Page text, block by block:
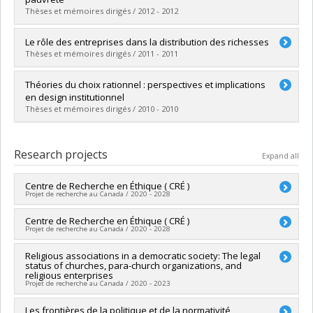
Lien vers le document dans Papyrus
Thèses et mémoires dirigés / 2012 - 2012
Graduate :Gajevic Sayegh, Alexandre
Cycle : Master's
Grade :M.A.
Lien vers le document dans Papyrus
Le rôle des entreprises dans la distribution des richesses
Thèses et mémoires dirigés / 2011 - 2011
Graduate : Ferretti, Thomas
Cycle :Master's
Grade :M.A.
Lien vers le document dans Papyrus
Théories du choix rationnel : perspectives et implications
en design institutionnel
Thèses et mémoires dirigés / 2010 - 2010
Cycle :Master's
Grade :M.A.
Lien vers le document dans Papyrus
Research projects Expand all
Centre de Recherche en Éthique ( CRÉ )
Projet de recherche au Canada / 2020 - 2028
Lead researcher :Ryoa Chung,Christine Tappolet
Co-researchers : Charles Blattberg
Rousseau,Éric Racine,Luc B. Tremblay,Bryn Williams-Jones,
Frédéric Mérand,Cynthia E. Milton,Kathryn Furlong,Peter
Dietsch, Marie-Chantal Fortin,Christian Nadeau,Vardit
Ravitsky,Christophe Abrassart,Nathalie Orr Gaucher
Antoine Dilhac,Sébastien Rioux,Anne Hudon,Aude Bandini,
Pascale Devette,Jonathan Simon,Denise Celentano
Centre de Recherche en Éthique ( CRÉ )
Projet de recherche au Canada / 2020 - 2028
Lead researcher :Ryoa Chung,Christine Tappolet
Co-researchers :Charles Blattberg,Mira Johri, Stéphane
Rousseau,Éric Racine, Bryn Williams-Jones
,Cynthia E. Milton,Kathryn Furlong,Peter Dietsch,Marie-
Chantal Fortin ,Christian Nadeau, Augustin Simard
Religious associations in a democratic society: The legal
status of churches, para-church organizations, and
religious enterprises
Projet de recherche au Canada / 2020 - 2023
Lead researcher : Victor Muniz-Fraticelli
Les frontières de la politique et de la normativité